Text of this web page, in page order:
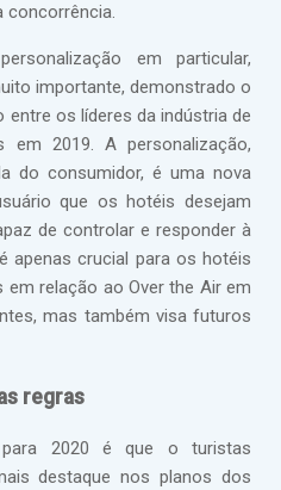
concorrência.
em particular,
importante, demonstrado o
os líderes da indústria de
em 2019. A personalização,
do consumidor, é uma nova
que os hotéis desejam
de controlar e responder à
apenas crucial para os hotéis
relação ao Over the Air em
mas também visa futuros
regras
para 2020 é que o turistas
destaque nos planos dos